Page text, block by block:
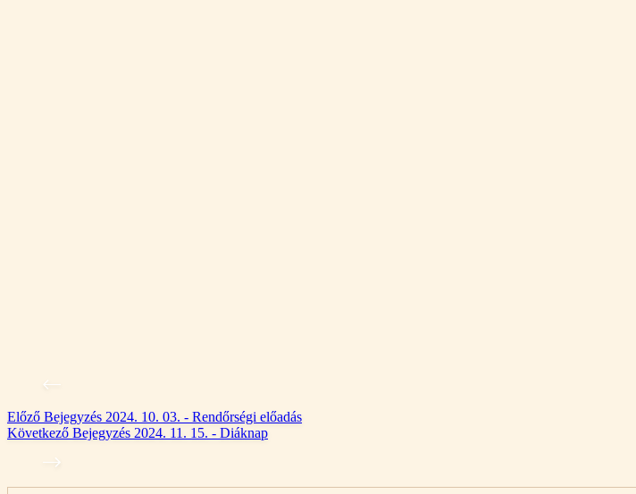
Előző Bejegyzés 2024. 10. 03. - Rendőrségi előadás
Következő Bejegyzés 2024. 11. 15. - Diáknap